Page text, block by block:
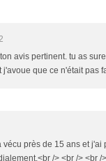
avis pertinent. tu as
que ce n'était pas
près de 15 ans et j'ai
/> <br /> <br />